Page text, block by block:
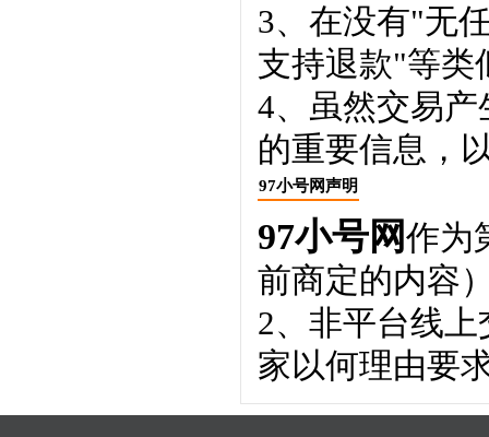
3、在没有"无
支持退款"等类
4、虽然交易
的重要信息，
97小号网声明
97小号网作为
前商定的内容
2、非平台线
家以何理由要